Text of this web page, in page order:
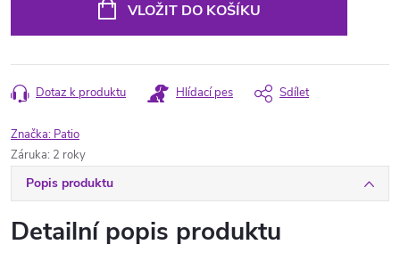
VLOŽIT DO KOŠÍKU
Dotaz k produktu Hlídací pes Sdílet
Značka: Patio
Záruka: 2 roky
Popis produktu
Detailní popis produktu